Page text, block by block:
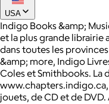
USA
Indigo Books &amp;
et la plus grande librairie
dans toutes les
&amp; more, Indigo
Coles et Smithbooks. La
jouets, de CD et de